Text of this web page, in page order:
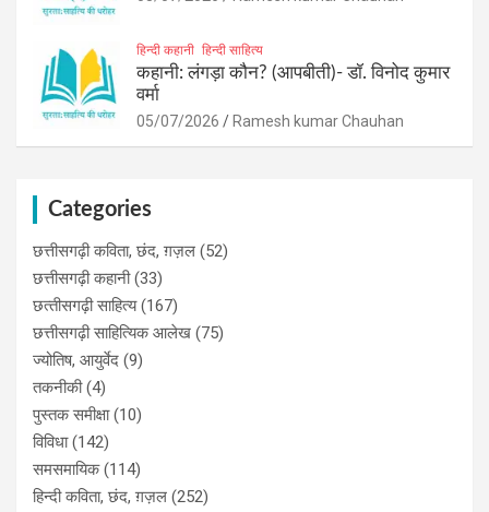
हिन्दी कहानी हिन्दी साहित्य
कहानी: लंगड़ा कौन? (आपबीती)​- डॉ. विनोद कुमार
वर्मा
05/07/2026 Ramesh kumar Chauhan
Categories
छत्तीसगढ़ी कविता, छंद, ग़ज़ल (52)
छत्तीसगढ़ी कहानी(33)
छत्‍तीसगढ़ी साहित्‍य(167)
छत्तीसगढ़ी साहित्यिक आलेख (75)
ज्योतिष, आयुर्वेद (9)
तकनीकी(4)
पुस्‍तक समीक्षा(10)
विविधा(142)
समसमायिक(114)
हिन्दी कविता, छंद, ग़ज़ल (252)